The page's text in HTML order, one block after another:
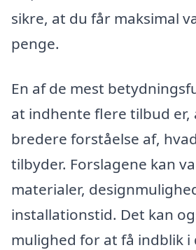
sikre, at du får maksimal
penge.
En af de mest
at indhente flere tilbud er,
bredere forståelse af,
tilbyder. Forslagene kan
materialer,
installationstid. Det kan
mulighed for at få indblik i